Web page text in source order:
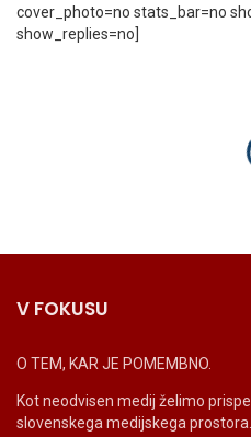
cover_photo=no stats_bar=no
show_replies=no]
V FOKUSU
O TEM, KAR JE POMEMBNO.
Kot neodvisen medij želimo
slovenskega medijskega prostora.